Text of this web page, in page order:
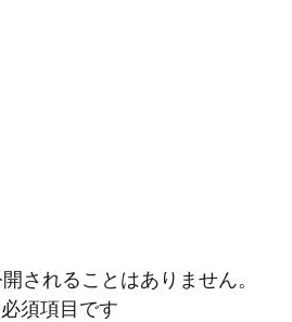
されることはありません。
須項目です